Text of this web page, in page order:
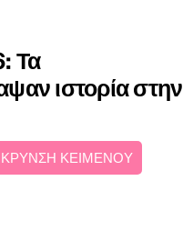
Τα
ιστορία στην
ΚΕΙΜΕΝΟΥ